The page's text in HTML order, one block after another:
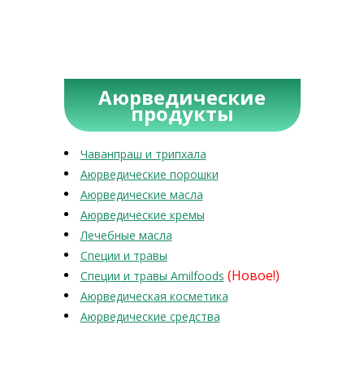
Аюрведические
продукты
Чаванпраш и трипхала
Аюрведические порошки
Аюрведические масла
Аюрведические кремы
Лечебные масла
Специи и травы
Специи и травы Amilfoods (Новое!)
Аюрведическая косметика
Аюрведические средства